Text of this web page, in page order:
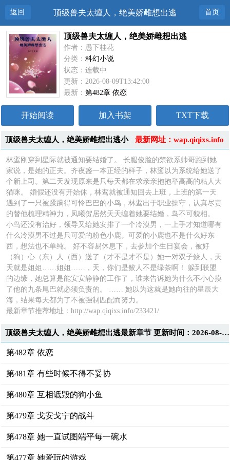
返回 顶级兽夫太缠人，绝美娇雌想出逃 首页
顶级兽夫太缠人，绝美娇雌想出逃
作者：愚下桂花
分类：科幻小说
状态：连载中
更新：2026-08-09T13:42:00
最新：第482章 依恋
开始阅读 加入书架 TXT下载
最新网址：wap.qiqixs.info
顶级兽夫太缠人，绝美娇雌想出逃小
说简介
林鸾刚穿到星际就被通知要结婚了。 长腿俊脸的禁欲系帅哥跑到她
家说，是她的正夫。齐夜盏一本正经的样子，林鸾以为系统给她送了
个新上司。第二天发现原来是只每天都在求亲亲抱抱举高高的粘人大
猫咪。 婚假还没有开始休，林鸾就被通知回去上班，上班的第一天
遇到了一只被蹂躏得可怜巴巴的小鸟，林鸾出于职业操守，认真尽责
的替他梳理精神力，凤曦贺居然天天缠着她要结婚，鸟不可貌相。
小鸟还没有治好，领导又给她安排了一个冷漠男，一上手才知道哪有
什么冷漠男不过是只可爱的粉色小鹿。可爱的小鹿也不是什么好东
西，想法也不单纯。 好不容易休息下，去参加个生日宴会，被好
（狗）心（东）人（西）送了（才不是才不是）她一对双子鲛人，天
天就是姐姐……姐姐……，天，你们是鲛人不是绿茶啊！ 躲到联盟
的边缘，她总算是能安安静静的工作了，谁来告诉她为什么不小心摸
了他的九条尾巴就必须负责的。 …… 她以为这就是她向往的星辰大
海，结果每天都为了不被强制匹配而努力。
最新章节推荐地址：http://wap.qiqixs.info/233421/
顶级兽夫太缠人，绝美娇雌想出逃最新章节 更新时间：2026-08-09T13:42:00
第482章 依恋
第481章 有些时候不得不妥协
第480章 互相诋毁的狗小鱼
第479章 戈安戈宁的战斗
第478章 她一直试图端平每一碗水
第477章 她爱玩的游戏